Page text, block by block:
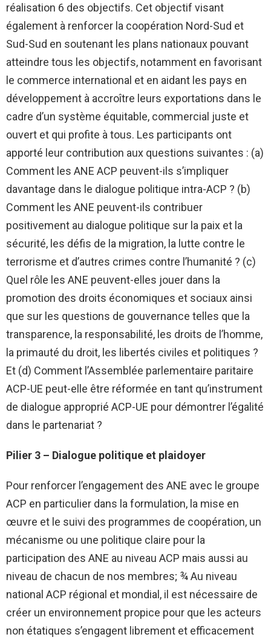
réalisation 6 des objectifs. Cet objectif visant
également à renforcer la coopération Nord-Sud et
Sud-Sud en soutenant les plans nationaux pouvant
atteindre tous les objectifs, notamment en favorisant
le commerce international et en aidant les pays en
développement à accroître leurs exportations dans le
cadre d’un système équitable, commercial juste et
ouvert et qui profite à tous. Les participants ont
apporté leur contribution aux questions suivantes : (a)
Comment les ANE ACP peuvent-ils s’impliquer
davantage dans le dialogue politique intra-ACP ? (b)
Comment les ANE peuvent-ils contribuer
positivement au dialogue politique sur la paix et la
sécurité, les défis de la migration, la lutte contre le
terrorisme et d’autres crimes contre l’humanité ? (c)
Quel rôle les ANE peuvent-elles jouer dans la
promotion des droits économiques et sociaux ainsi
que sur les questions de gouvernance telles que la
transparence, la responsabilité, les droits de l’homme,
la primauté du droit, les libertés civiles et politiques ?
Et (d) Comment l’Assemblée parlementaire paritaire
ACP-UE peut-elle être réformée en tant qu’instrument
de dialogue approprié ACP-UE pour démontrer l’égalité
dans le partenariat ?
Pilier 3 – Dialogue politique et plaidoyer
Pour renforcer l’engagement des ANE avec le groupe
ACP en particulier dans la formulation, la mise en
œuvre et le suivi des programmes de coopération, un
mécanisme ou une politique claire pour la
participation des ANE au niveau ACP mais aussi au
niveau de chacun de nos membres; ¾ Au niveau
national ACP régional et mondial, il est nécessaire de
créer un environnement propice pour que les acteurs
non étatiques s’engagent librement et efficacement